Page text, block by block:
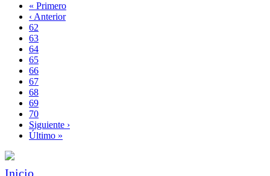
Paginación
Primera
página
« Primero
Página
anterior
‹ Anterior
Page
62
Page
63
Page
64
Page
65
Página
actual
66
Page
67
Page
68
Page
69
Page
70
Siguiente
página
Siguiente ›
Última
Último »
Inicio